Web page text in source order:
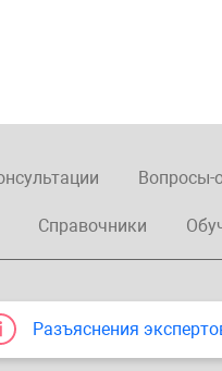
Вопросы-
Справочники
Разъяснения